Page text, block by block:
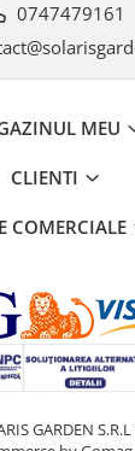
0747479161
MEU
CLIENTI
COMERCIALE
GARDEN